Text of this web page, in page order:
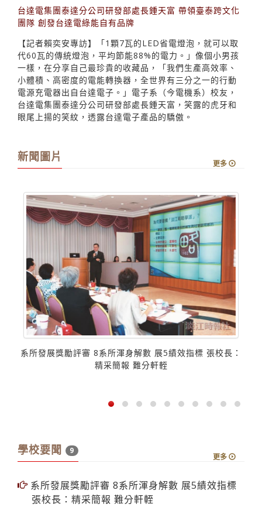
台達電集團泰達分公司研發部處長鍾天富 帶領臺泰跨文化
團隊 創發台達電綠能自有品牌
【記者賴奕安專訪】「1顆7瓦的LED省電燈泡，就可以取
代60瓦的傳統燈泡，平均節能88%的電力。」像個小男孩
一樣，在分享自己最珍貴的收藏品，「我們生產高效率、
小體積、高密度的電能轉換器，全世界有三分之一的行動
電源充電器出自台達電子。」電子系（今電機系）校友，
台達電集團泰達分公司研發部處長鍾天富，笑露的虎牙和
眼尾上揚的笑紋，透露台達電子產品的驕傲。
新聞圖片
更多
系所發展獎勵評審 8系所渾身解數 展5績效指標 張校長：
精采簡報 難分軒輊
學校要聞 9
更多
系所發展獎勵評審 8系所渾身解數 展5績效指標
張校長：精采簡報 難分軒輊